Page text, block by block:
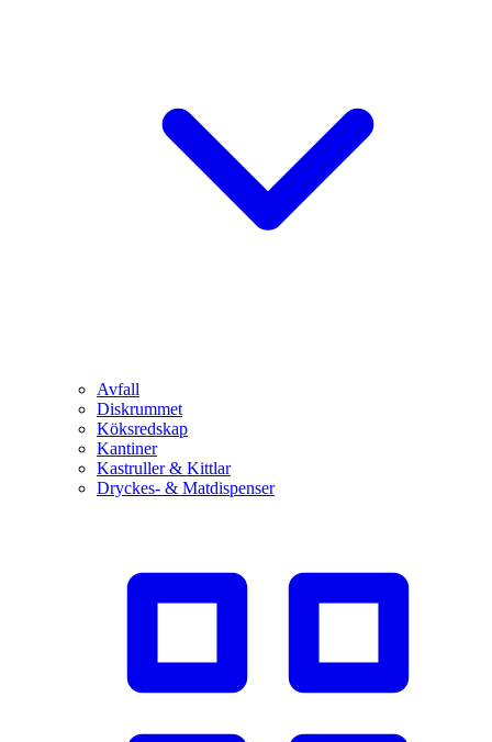
Avfall
Diskrummet
Köksredskap
Kantiner
Kastruller & Kittlar
Dryckes- & Matdispenser